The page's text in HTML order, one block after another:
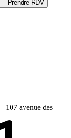
Prendre RDV
107 avenue des